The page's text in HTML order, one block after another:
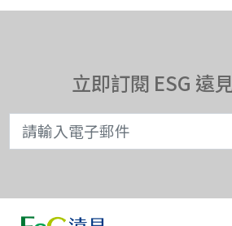
立即訂閱 ESG 遠